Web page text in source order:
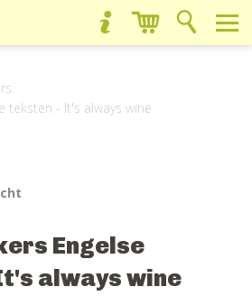
teksten - It's always wine
Engelse
always wine